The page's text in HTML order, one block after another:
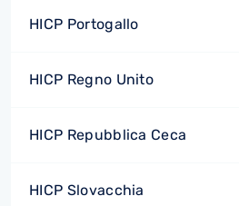
HICP Portogallo
HICP Regno Unito
HICP Repubblica Ceca
HICP Slovacchia